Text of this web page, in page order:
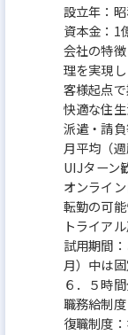
設立年：
資本金：1
会社の特
理を実現
客様起点
快適な住
派遣・請
月平均（
UIJターン
オンライ
転勤の可
トライア
試用期間
月）中は
６．５時
職務給制
復職制度